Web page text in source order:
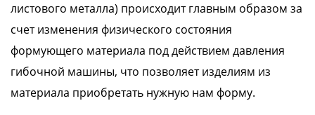
листового металла) происходит главным образом за
счет изменения физического состояния
формующего материала под действием давления
гибочной машины, что позволяет изделиям из
материала приобретать нужную нам форму.